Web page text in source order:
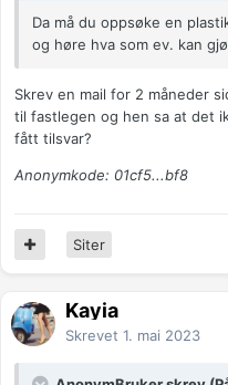
Da må du oppsøke en
og høre hva som ev. kan
Skrev en mail for 2 måneder
til fastlegen og hen sa at det
fått tilsvar?
Anonymkode: 01cf5...bf8
Siter
Kayia
Skrevet 1. mai 2023